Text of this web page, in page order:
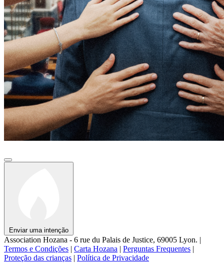
Enviar uma intenção
Association Hozana - 6 rue du Palais de Justice, 69005 Lyon. |
Termos e Condições | Carta Hozana | Perguntas Frequentes |
Proteção das crianças | Política de Privacidade